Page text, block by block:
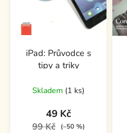
iPad: Průvodce s
tipy a triky
Skladem (1 ks)
49 Kč
99 Kč (–50 %)